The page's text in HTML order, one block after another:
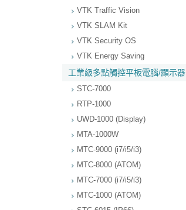
VTK Traffic Vision
VTK SLAM Kit
VTK Security OS
VTK Energy Saving
工業級多點觸控平板電腦/顯示器
STC-7000
RTP-1000
UWD-1000 (Display)
MTA-1000W
MTC-9000 (i7/i5/i3)
MTC-8000 (ATOM)
MTC-7000 (i7/i5/i3)
MTC-1000 (ATOM)